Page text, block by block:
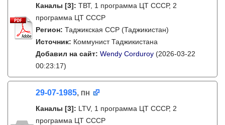
Каналы [3]: ТВТ, 1 программа ЦТ СССР, 2
программа ЦТ СССР
Регион: Таджикская ССР (Таджикистан)
Источник: Коммунист Таджикистана
Добавил на сайт: Wendy Corduroy (2026-03-22
00:23:17)
29-07-1985, пн
Каналы [3]: LTV, 1 программа ЦТ СССР, 2
программа ЦТ СССР